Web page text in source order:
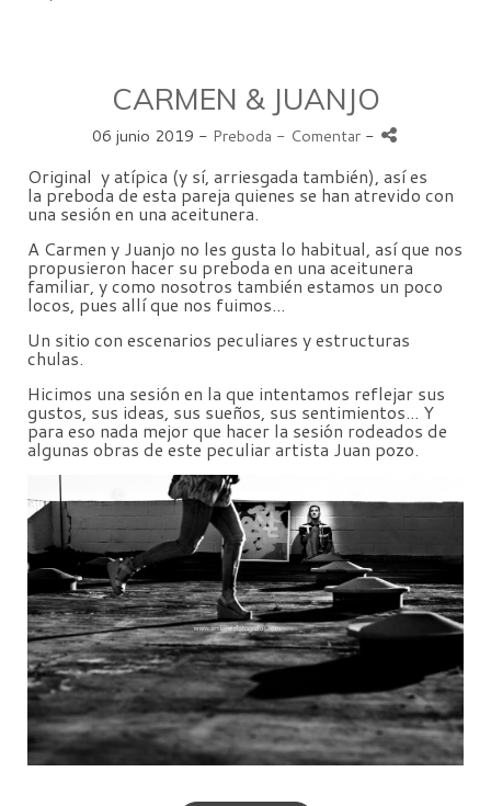
CARMEN & JUANJO
06 junio 2019 - Preboda - Comentar -
Original y atípica (y sí, arriesgada también), así es
la preboda de esta pareja quienes se han atrevido con
una sesión en una aceitunera.
A Carmen y Juanjo no les gusta lo habitual, así que nos
propusieron hacer su preboda en una aceitunera
familiar, y como nosotros también estamos un poco
locos, pues allí que nos fuimos...
Un sitio con escenarios peculiares y estructuras
chulas.
Hicimos una sesión en la que intentamos reflejar sus
gustos, sus ideas, sus sueños, sus sentimientos... Y
para eso nada mejor que hacer la sesión rodeados de
algunas obras de este peculiar artista Juan pozo.